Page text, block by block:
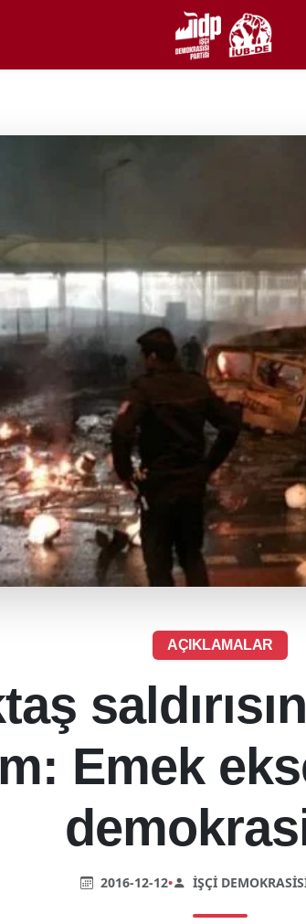
AÇIKLAMALAR
Emek
2016-12-12• İŞÇI